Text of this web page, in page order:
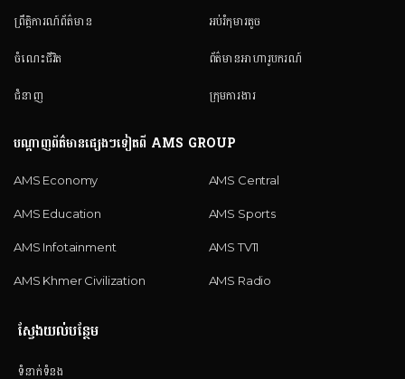
ព្រឹត្តិការណ៍ព័ត៌មាន
ចំណេះជីវិត
ជំនាញ
អប់រំកុមារតូច
ព័ត៌មានអាហារូបករណ៍
ក្រុមការងារ
បណ្តាញព័ត៌មានផ្សេងៗទៀតពី AMS GROUP
AMS Economy
AMS Education
AMS Infotainment
AMS Khmer Civilization
AMS Central
AMS Sports
AMS TV11
AMS Radio
ស្វែងយល់បន្ថែម
ទំនាក់ទំនង